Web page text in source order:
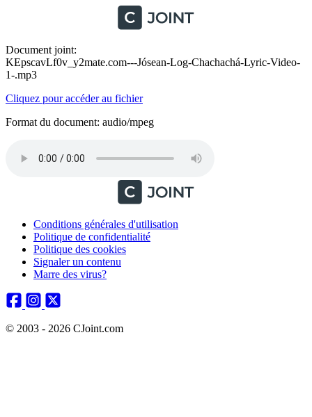
Document joint:
KEpscavLf0v_y2mate.com---Jósean-Log-Chachachá-Lyric-Video-
1-.mp3
Cliquez pour accéder au fichier
Format du document: audio/mpeg
Conditions générales d'utilisation
Politique de confidentialité
Politique des cookies
Signaler un contenu
Marre des virus?
© 2003 - 2026 CJoint.com